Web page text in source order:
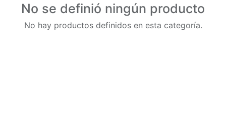
No se definió ningún producto
No hay productos definidos en esta categoría.